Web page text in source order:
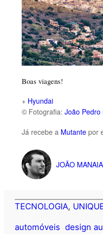
Boas viagens!
+ Hyundai
© Fotografia: João Pedro
Já recebe a Mutantepor
JOÃO
TECNOLOGIA,
automóveis design